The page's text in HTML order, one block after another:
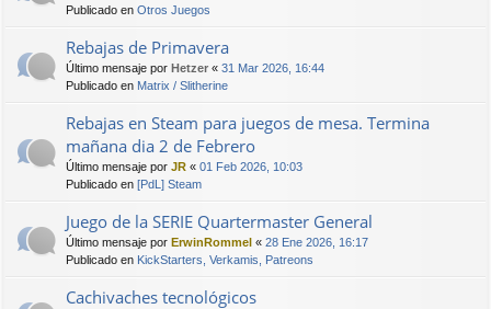
Publicado en Otros Juegos
Rebajas de Primavera
Último mensaje por Hetzer « 31 Mar 2026, 16:44
Publicado en Matrix / Slitherine
Rebajas en Steam para juegos de mesa. Termina
mañana dia 2 de Febrero
Último mensaje por JR « 01 Feb 2026, 10:03
Publicado en [PdL] Steam
Juego de la SERIE Quartermaster General
Último mensaje por ErwinRommel « 28 Ene 2026, 16:17
Publicado en KickStarters, Verkamis, Patreons
Cachivaches tecnológicos